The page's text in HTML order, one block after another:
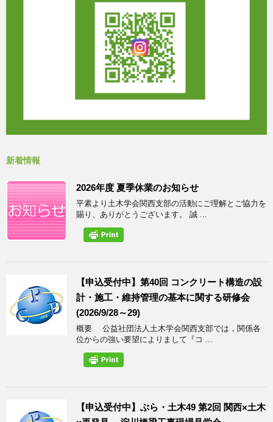
新着情報
2026年度 夏季休業のお知らせ
平素より土木学会関西支部の活動にご理解とご協力を
賜り、ありがとうございます。 誠 ...
【申込受付中】第40回 コンクリート構造の設
計・施工・維持管理の基本に関する研修会
(2026/9/28～29)
概要 公益社団法人土木学会関西支部では，関係各
位からの強い要望によりまして『コ ...
【申込受付中】ぶら・土木49 第2回 関西×土木